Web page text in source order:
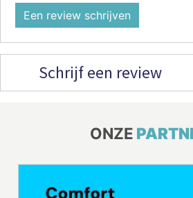
Een review schrijven
Schrijf een review
ONZE